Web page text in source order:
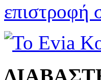
επιστροφή